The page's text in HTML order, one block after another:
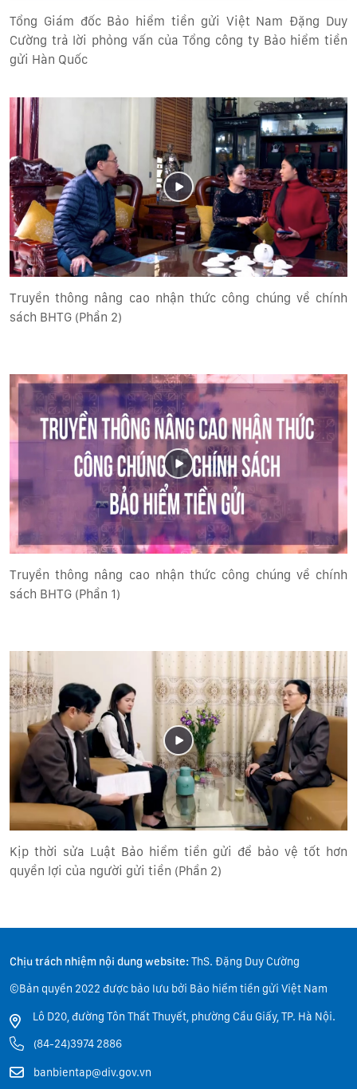
Tổng Giám đốc Bảo hiểm tiền gửi Việt Nam Đặng Duy
Cường trả lời phỏng vấn của Tổng công ty Bảo hiểm tiền
gửi Hàn Quốc
Truyền thông nâng cao nhận thức công chúng về chính
sách BHTG (Phần 2)
Truyền thông nâng cao nhận thức công chúng về chính
sách BHTG (Phần 1)
Kịp thời sửa Luật Bảo hiểm tiền gửi để bảo vệ tốt hơn
quyền lợi của người gửi tiền (Phần 2)
Chịu trách nhiệm nội dung website: ThS. Đặng Duy Cường
©Bản quyền 2022 được bảo lưu bởi Bảo hiểm tiền gửi Việt Nam
Lô D20, đường Tôn Thất Thuyết, phường Cầu Giấy, TP. Hà Nội.
(84-24)3974 2886
banbientap@div.gov.vn